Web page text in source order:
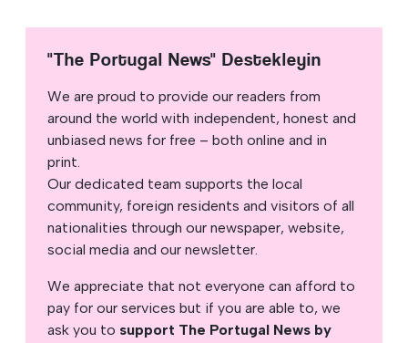
"The Portugal News" Destekleyin
We are proud to provide our readers from
around the world with independent, honest and
unbiased news for free – both online and in
print.
Our dedicated team supports the local
community, foreign residents and visitors of all
nationalities through our newspaper, website,
social media and our newsletter.
We appreciate that not everyone can afford to
pay for our services but if you are able to, we
ask you to support The Portugal News by